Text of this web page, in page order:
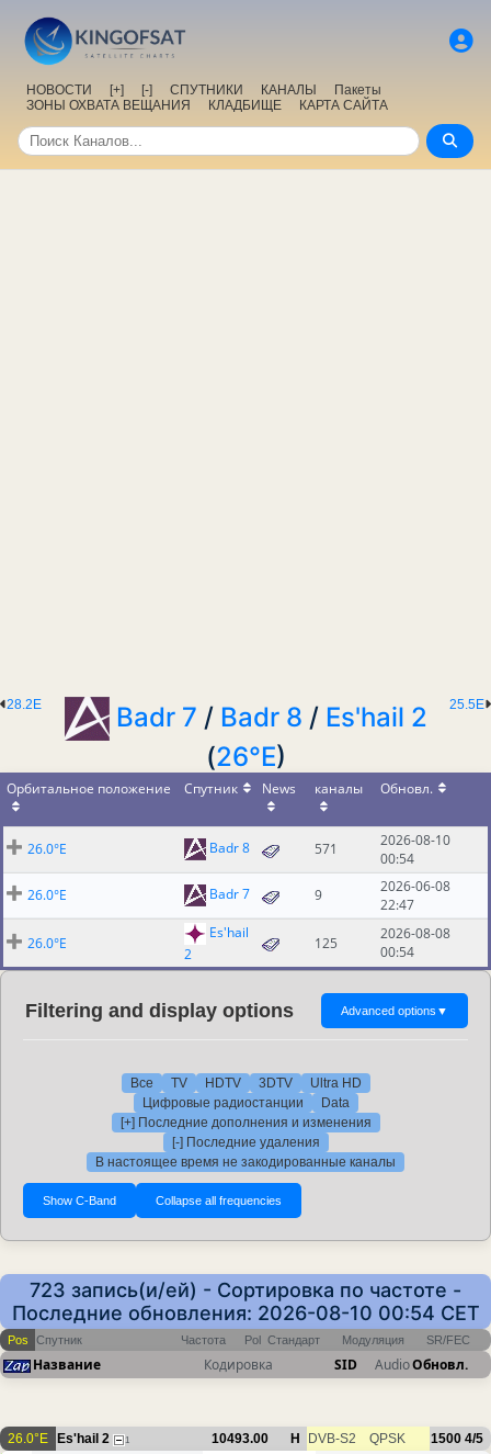
НОВОСТИ [+] [-] СПУТНИКИ КАНАЛЫ
Пакеты
ЗОНЫ ОХВАТА ВЕЩАНИЯ
КЛАДБИЩЕ КАРТА САЙТА
25.5E
28.2E Badr 7 / Badr 8 / Es'hail 2
(26°E)
Орбитальное положение Спутник News каналы Обновл.
26.0°E Badr 8 571
2026-08-10
00:54
26.0°E
Badr 7 9
2026-06-08
22:47
26.0°E
Es'hail
2
125
2026-08-08
00:54
Filtering and display options Advanced options ▼
Все TV HDTV 3DTV
Ultra HD
Цифровые радиостанции
Data
[+] Последние дополнения и изменения
[-] Последние удаления
В настоящее время не закодированные каналы
723 запись(и/ей) - Сортировка по частоте -
Последние обновления: 2026-08-10 00:54 CET
Pos Спутник Частота Pol Стандарт Модуляция SR/FEC
Название Кодировка SID AudioОбновл.
26.0°E Es'hail 2 1 10493.00 H DVB-S2 QPSK 1500 4/5